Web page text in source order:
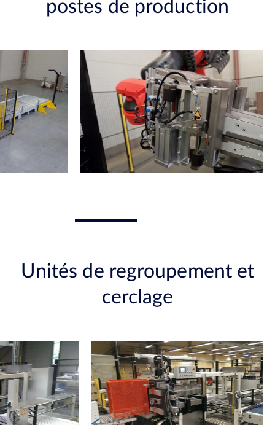
postes de production
Unités de regroupement et
cerclage